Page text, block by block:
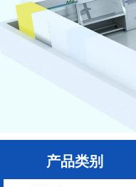
产品类别